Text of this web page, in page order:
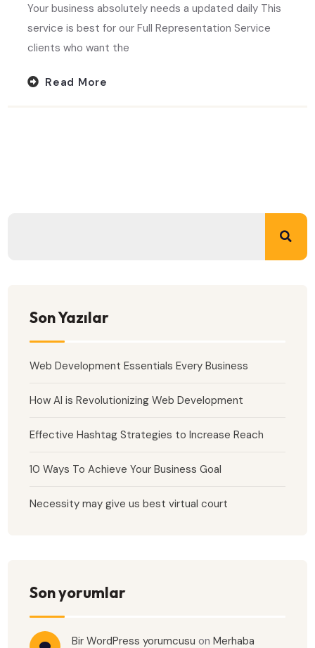
Your business absolutely needs a updated daily This
service is best for our Full Representation Service
clients who want the
Read More
Son Yazılar
Web Development Essentials Every Business
How AI is Revolutionizing Web Development
Effective Hashtag Strategies to Increase Reach
10 Ways To Achieve Your Business Goal
Necessity may give us best virtual court
Son yorumlar
Bir WordPress yorumcusu onMerhaba